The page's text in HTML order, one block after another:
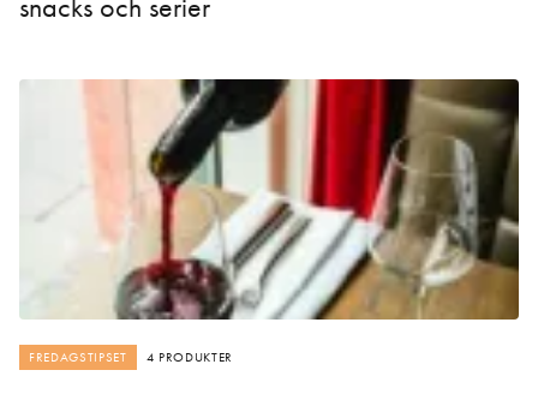
snacks och serier
FREDAGSTIPSET 4 PRODUKTER